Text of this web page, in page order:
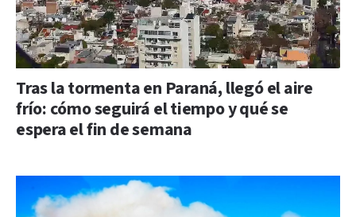
Tras la tormenta en Paraná, llegó el aire
frío: cómo seguirá el tiempo y qué se
espera el fin de semana